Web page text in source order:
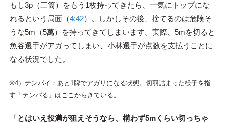
もし3p（三筒）をもう1枚持ってきたら、一気にトップにな
れるという局面（4:42）。しかしその後、捨てるのは危険そ
うな5m（5萬）を持ってきてしまいます。実際、5mを切ると
魚谷選手がアガってしまい、小林選手が点数を支払うことに
なる状況でした。
※4）テンパイ：あと1牌でアガリになる状態。切羽詰まった様子を指
す「テンパる」はここからきている。
「とはいえ役満が狙えそうなら、構わず5mくらい切っちゃ